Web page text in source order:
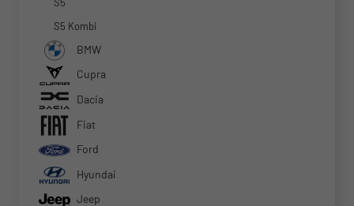
S5 Kombi
BMW
Cupra
Dacia
Fiat
Ford
Hyundai
Jeep